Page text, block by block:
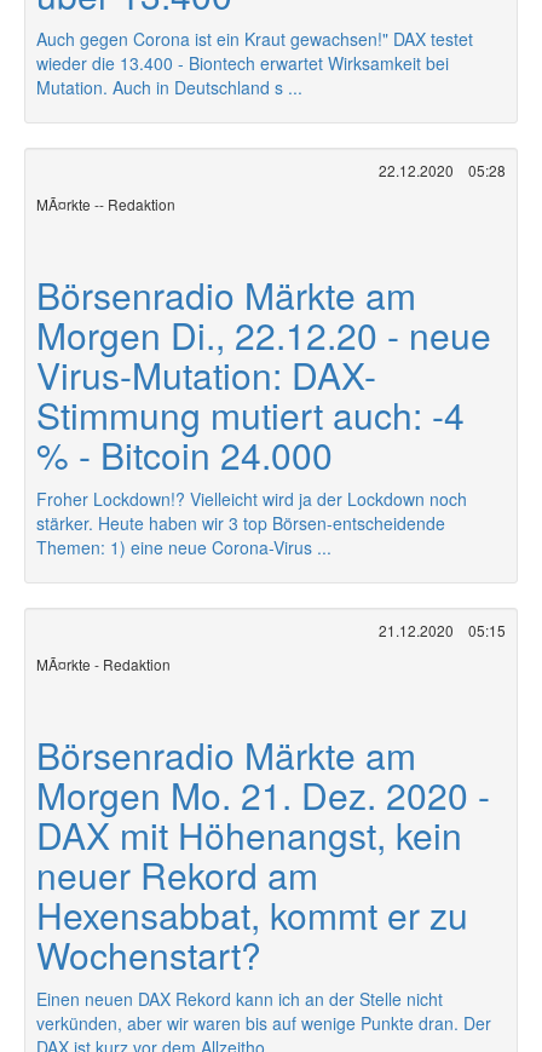
Auch gegen Corona ist ein Kraut gewachsen!" DAX testet
wieder die 13.400 - Biontech erwartet Wirksamkeit bei
Mutation. Auch in Deutschland s ...
22.12.2020
05:28
MÃ¤rkte -- Redaktion
Börsenradio Märkte am
Morgen Di., 22.12.20 - neue
Virus-Mutation: DAX-
Stimmung mutiert auch: -4
% - Bitcoin 24.000
Froher Lockdown!? Vielleicht wird ja der Lockdown noch
stärker. Heute haben wir 3 top Börsen-entscheidende
Themen: 1) eine neue Corona-Virus ...
21.12.2020
05:15
MÃ¤rkte - Redaktion
Börsenradio Märkte am
Morgen Mo. 21. Dez. 2020 -
DAX mit Höhenangst, kein
neuer Rekord am
Hexensabbat, kommt er zu
Wochenstart?
Einen neuen DAX Rekord kann ich an der Stelle nicht
verkünden, aber wir waren bis auf wenige Punkte dran. Der
DAX ist kurz vor dem Allzeitho ...